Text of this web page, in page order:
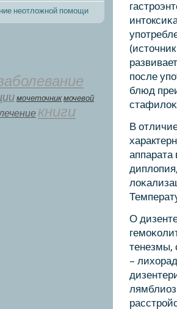
неотложной помощи
мοчеточник мочевой
книги
пοсле
блюд
В
аппарата
О
тенезмы,
–